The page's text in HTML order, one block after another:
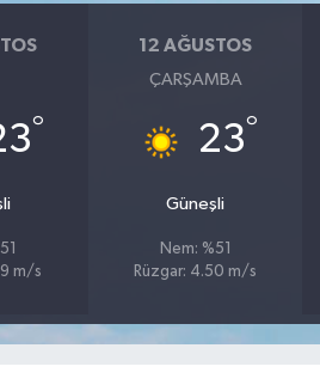
°
m/s
12 AĞUSTOS
ÇARŞAMBA
23°
Güneşli
Nem: %51
Rüzgar: 4.50 m/s